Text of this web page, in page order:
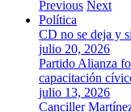
Previous Next
Política
CD no se deja y
julio 20, 2026
Partido Alianza
capacitación
julio 13, 2026
Canciller